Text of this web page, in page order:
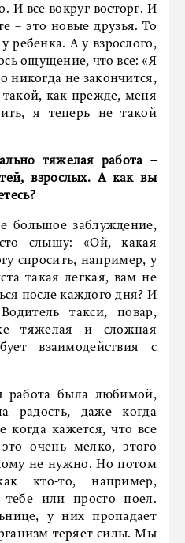
И все вокруг восторг. И
– это новые друзья. То
ребенка. А у взрослого,
ощущение, что все: «Я
никогда не закончится,
такой, как прежде, меня
я теперь не такой
тяжелая работа –
взрослых. А как вы
большое заблуждение,
слышу: «Ой, какая
спросить, например, у
такая легкая, вам не
после каждого дня? И
такси, повар,
тяжелая и сложная
взаимодействия с
работа была любимой,
радость, даже когда
когда кажется, что все
очень мелко, этого
не нужно. Но потом
кто-то, например,
тебе или просто поел.
у них пропадает
теряет силы. Мы